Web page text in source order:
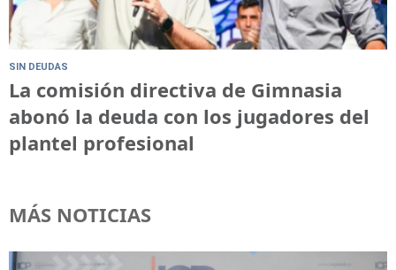
SIN DEUDAS
La comisión directiva de Gimnasia
abonó la deuda con los jugadores del
plantel profesional
MÁS NOTICIAS